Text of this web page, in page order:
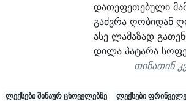
დათეფეთებული მა
გაძვრა ღობიდან
ასე ლამაზად გათენ
დილა პატარა სო
თინათინ
ლექსები შინაურ ცხოველებზე ლექსები